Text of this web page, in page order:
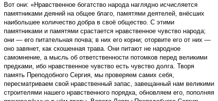
Вот они: «Нравственное богатство народа наглядно исчисляется
памятниками деяний на общее благо, памятями деятелей, внёсших
наибольшее количество добра в своё общество. С этими
памятниками и памятями срастается нравственное чувство народа;
они — его питательная почва; в них его корни; оторвите его от них —
оно завянет, как скошенная трава. Они питают не народное
самомнение, а мысль об ответственности потомков перед великими
предками, ибо нравственное чувство есть чувство долга. Творя
память Преподобного Сергия, мы проверяем самих себя,
пересматриваем свой нравственный запас, завещанный нам великими
строителями нашего нравственного порядка, обновляем его, пополняя